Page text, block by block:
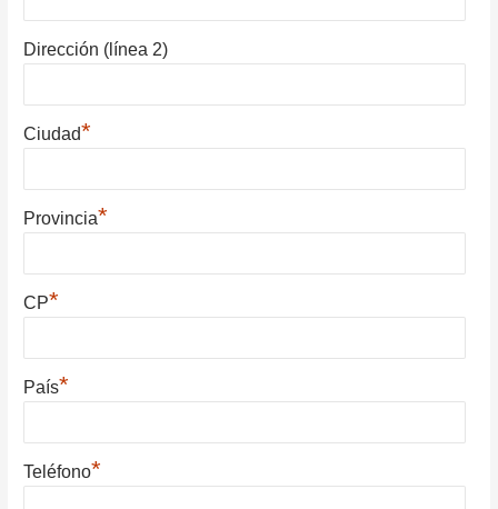
Dirección (línea 2)
Ciudad*
Provincia*
CP*
País*
Teléfono*